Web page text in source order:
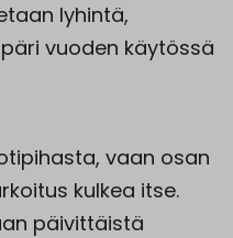
lyhintä,
vuoden käytössä
vaan osan
kulkea itse.
päivittäistä